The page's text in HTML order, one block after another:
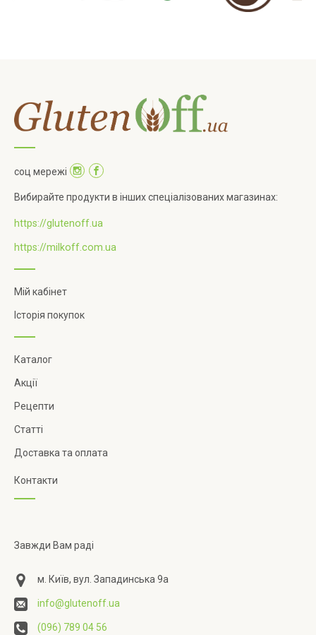
соц мережі
Вибирайте продукти в інших спеціалізованих магазинах:
https://glutenoff.ua
https://milkoff.com.ua
Мій кабінет
Історія покупок
Каталог
Акції
Рецепти
Статті
Доставка та оплата
Контакти
Завжди Вам раді
м. Київ, вул. Западинська 9а
info@glutenoff.ua
(096) 789 04 56